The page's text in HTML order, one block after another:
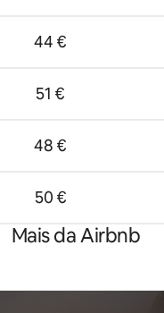
44 €
51 €
48 €
50 €
Mais da Airbnb